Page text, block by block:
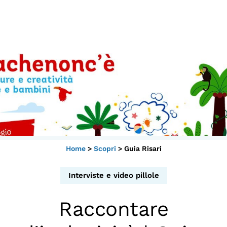
contenuto
Sostieni
App
Sala di Lettura
LA FONDAZIONE
Archivi del presente
Home> Scopri > Guia Risari
Interviste e video pillole
Raccontare